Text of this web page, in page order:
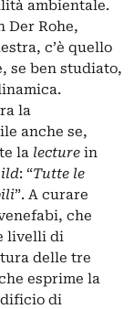
ambientale.
Der Rohe,
c’è quello
se ben studiato,
la
anche se,
la lecture in
: “Tutte le
”. A curare
che
livelli di
delle tre
esprime la
di